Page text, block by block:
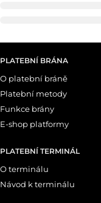
PLATEBNÍ BRÁNA
O platební bráně
Platební metody
Funkce brány
E-shop platformy
PLATEBNÍ TERMINÁL
O terminálu
Návod k terminálu